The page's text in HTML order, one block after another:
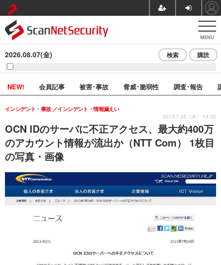
MENU
2026.08.07(金) 検索 購読
NEW! 会員記事 被害･事故 脅威･脆弱性 調査･報告
OCN IDのサーバに不正アクセス、最大約400万
のアカウント情報が流出か（NTT Com） 1枚目
の写真・画像
インシデント・事故 インシデント・情報漏えい
2013.7.25（木） 14:32